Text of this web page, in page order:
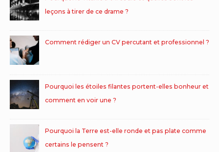
leçons à tirer de ce drame ?
Comment rédiger un CV percutant et professionnel ?
Pourquoi les étoiles filantes portent-elles bonheur et
comment en voir une ?
Pourquoi la Terre est-elle ronde et pas plate comme
certains le pensent ?